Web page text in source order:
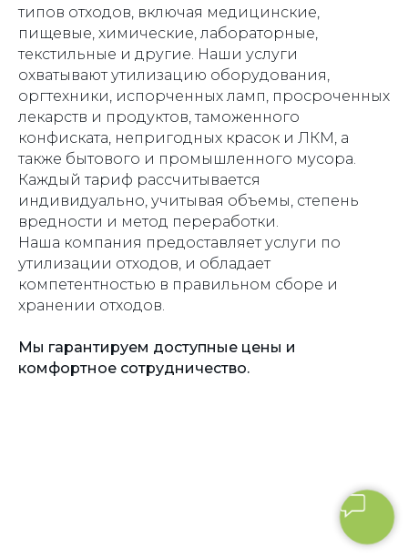
типов отходов, включая медицинские,
пищевые, химические, лабораторные,
текстильные и другие. Наши услуги
охватывают утилизацию оборудования,
оргтехники, испорченных ламп, просроченных
лекарств и продуктов, таможенного
конфиската, непригодных красок и ЛКМ, а
также бытового и промышленного мусора.
Каждый тариф рассчитывается
индивидуально, учитывая объемы, степень
вредности и метод переработки.
Наша компания предоставляет услуги по
утилизации отходов, и обладает
компетентностью в правильном сборе и
хранении отходов.
Мы гарантируем доступные цены и
комфортное сотрудничество.